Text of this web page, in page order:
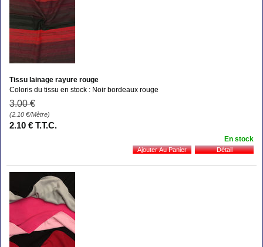
Tissu lainage rayure rouge
Coloris du tissu en stock : Noir bordeaux rouge
3.00 €
(2.10 €/Mètre)
2.10 € T.T.C.
En stock